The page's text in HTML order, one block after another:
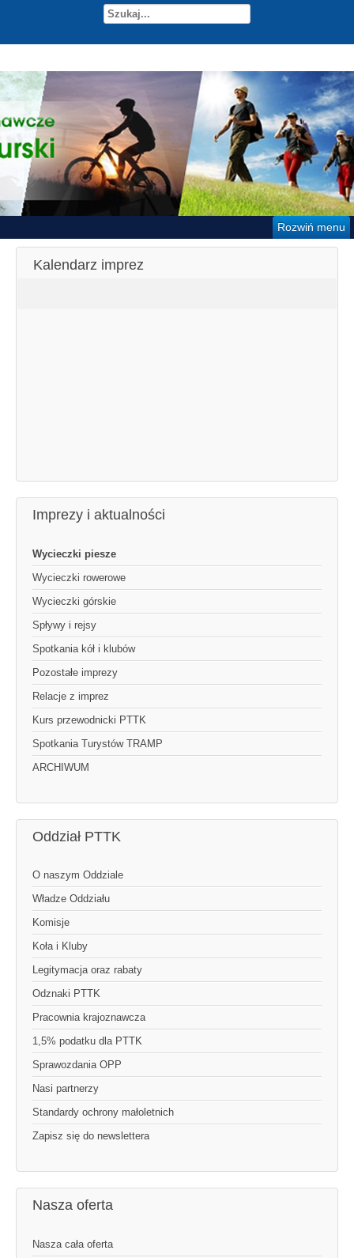
Rozwiń menu
Kalendarz imprez
Imprezy i aktualności
Wycieczki piesze
Wycieczki rowerowe
Wycieczki górskie
Spływy i rejsy
Spotkania kół i klubów
Pozostałe imprezy
Relacje z imprez
Kurs przewodnicki PTTK
Spotkania Turystów TRAMP
ARCHIWUM
Oddział PTTK
O naszym Oddziale
Władze Oddziału
Komisje
Koła i Kluby
Legitymacja oraz rabaty
Odznaki PTTK
Pracownia krajoznawcza
1,5% podatku dla PTTK
Sprawozdania OPP
Nasi partnerzy
Standardy ochrony małoletnich
Zapisz się do newslettera
Nasza oferta
Nasza cała oferta